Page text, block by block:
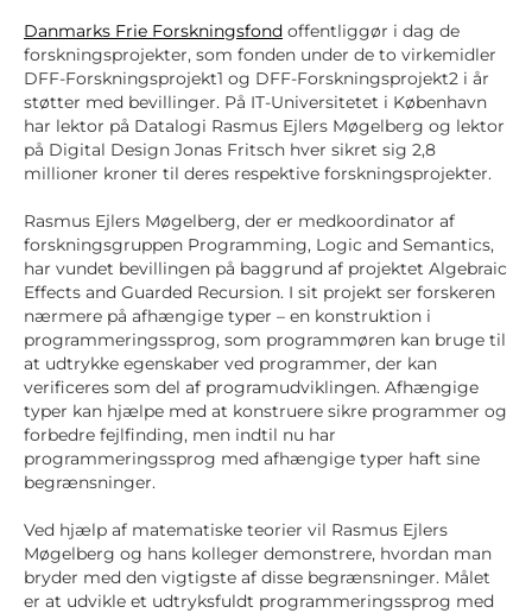
Danmarks Frie Forskningsfond offentliggør i dag de
forskningsprojekter, som fonden under de to virkemidler
DFF-Forskningsprojekt1 og DFF-Forskningsprojekt2 i år
støtter med bevillinger. På IT-Universitetet i København
har lektor på Datalogi Rasmus Ejlers Møgelberg og lektor
på Digital Design Jonas Fritsch hver sikret sig 2,8
millioner kroner til deres respektive forskningsprojekter.
Rasmus Ejlers Møgelberg, der er medkoordinator af
forskningsgruppen Programming, Logic and Semantics,
har vundet bevillingen på baggrund af projektet Algebraic
Effects and Guarded Recursion. I sit projekt ser forskeren
nærmere på afhængige typer – en konstruktion i
programmeringssprog, som programmøren kan bruge til
at udtrykke egenskaber ved programmer, der kan
verificeres som del af programudviklingen. Afhængige
typer kan hjælpe med at konstruere sikre programmer og
forbedre fejlfinding, men indtil nu har
programmeringssprog med afhængige typer haft sine
begrænsninger.
Ved hjælp af matematiske teorier vil Rasmus Ejlers
Møgelberg og hans kolleger demonstrere, hvordan man
bryder med den vigtigste af disse begrænsninger. Målet
er at udvikle et udtryksfuldt programmeringssprog med